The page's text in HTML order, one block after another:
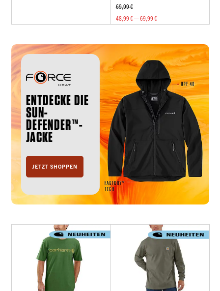
69,99 €
48,99 € — 69,99 €
ENTDECKE DIE
SUN-
DEFENDER™-
JACKE
JETZT SHOPPEN